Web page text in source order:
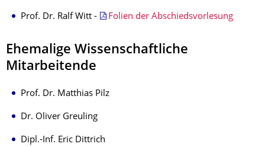
Prof. Dr. Ralf Witt - Folien der Abschiedsvorlesung
Ehemalige Wissenschaftliche
Mitarbeitende
Prof. Dr. Matthias Pilz
Dr. Oliver Greuling
Dipl.-Inf. Eric Dittrich